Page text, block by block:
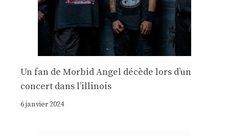
Un fan de Morbid Angel décède lors d’un
concert dans l’illinois
6 janvier 2024